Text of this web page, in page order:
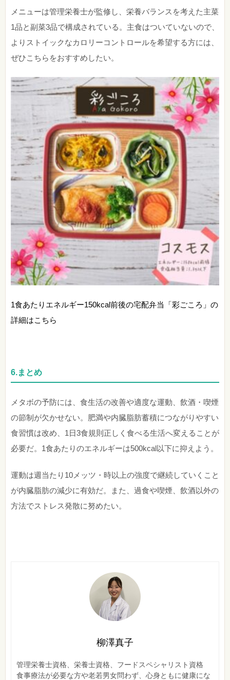
メニューは管理栄養士が監修し、栄養バランスを考えた主菜
1品と副菜3品で構成されている。主食はついていないので、
よりストイックなカロリーコントロールを希望する方には、
ぜひこちらをおすすめしたい。
1食あたりエネルギー150kcal前後の宅配弁当「彩ごころ」の
詳細はこちら
6.まとめ
メタボの予防には、食生活の改善や適度な運動、飲酒・喫煙
の節制が欠かせない。肥満や内臓脂肪蓄積につながりやすい
食習慣は改め、1日3食規則正しく食べる生活へ変えることが
必要だ。1食あたりのエネルギーは500kcal以下に抑えよう。
運動は週当たり10メッツ・時以上の強度で継続していくこと
が内臓脂肪の減少に有効だ。また、過食や喫煙、飲酒以外の
方法でストレス発散に努めたい。
柳澤真子
管理栄養士資格、栄養士資格、フードスペシャリスト資格
食事療法が必要な方や老若男女問わず、心身ともに健康にな